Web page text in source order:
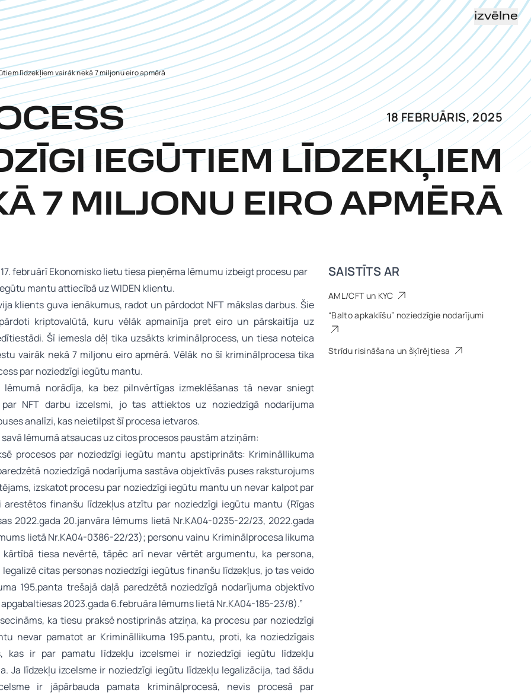
izvēlne
līdzekļiem vairāk nekā 7 miljonu eiro apmērā
IEGŪTIEM LĪDZEKĻIEM
7 MILJONU EIRO APMĒRĀ
18 FEBRUĀRIS, 2025
SAISTĪTS AR
AML/CFT un KYC
“Balto apkaklīšu” noziedzīgie nodarījumi
Strīdu risināšana un šķīrējtiesa
februārī Ekonomisko lietu tiesa pieņēma lēmumu izbeigt procesu par
mantu attiecībā uz WIDEN klientu.
klients guva ienākumus, radot un pārdodot NFT mākslas darbus. Šie
kriptovalūtā, kuru vēlāk apmainīja pret eiro un pārskaitīja uz
Šī iemesla dēļ tika uzsākts kriminālprocess, un tiesa noteica
vairāk nekā 7 miljonu eiro apmērā. Vēlāk no šī kriminālprocesa tika
par noziedzīgi iegūtu mantu.
lēmumā norādīja, ka bez pilnvērtīgas izmeklēšanas tā nevar sniegt
NFT darbu izcelsmi, jo tas attiektos uz noziedzīgā nodarījuma
analīzi, kas neietilpst šī procesa ietvaros.
lēmumā atsaucas uz citos procesos paustām atziņām:
procesos par noziedzīgi iegūtu mantu apstiprināts: Krimināllikuma
noziedzīgā nodarījuma sastāva objektīvās puses raksturojums
izskatot procesu par noziedzīgi iegūtu mantu un nevar kalpot par
arestētos finanšu līdzekļus atzītu par noziedzīgi iegūtu mantu (Rīgas
2022.gada 20.janvāra lēmums lietā Nr.KA04-0235-22/23, 2022.gada
lietā Nr.KA04-0386-22/23); personu vainu Kriminālprocesa likuma
kārtībā tiesa nevērtē, tāpēc arī nevar vērtēt argumentu, ka persona,
citas personas noziedzīgi iegūtus finanšu līdzekļus, jo tas veido
195.panta trešajā daļā paredzētā noziedzīgā nodarījuma objektīvo
2023.gada 6.februāra lēmums lietā Nr.KA04-185-23/8).”
ka tiesu praksē nostiprinās atziņa, ka procesu par noziedzīgi
nevar pamatot ar Krimināllikuma 195.pantu, proti, ka noziedzīgais
kas ir par pamatu līdzekļu izcelsmei ir noziedzīgi iegūtu līdzekļu
Ja līdzekļu izcelsme ir noziedzīgi iegūtu līdzekļu legalizācija, tad šādu
ir jāpārbauda pamata kriminālprocesā, nevis procesā par